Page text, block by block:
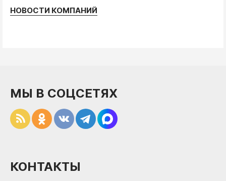
НОВОСТИ КОМПАНИЙ
МЫ В СОЦСЕТЯХ
КОНТАКТЫ